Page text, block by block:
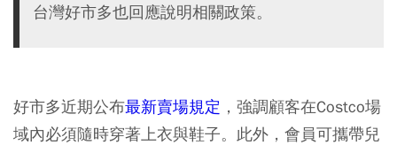
台灣好市多也回應說明相關政策。
好市多近期公布最新賣場規定 ，強調顧客在Costco場
域內必須隨時穿著上衣與鞋子。此外，會員可攜帶兒